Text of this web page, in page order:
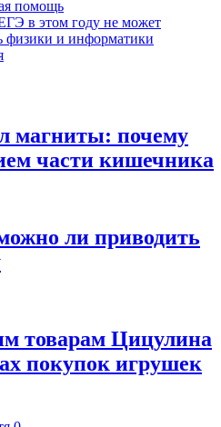
помощь
в этом году не может
физики и информатики
магниты: почему
части кишечника
ли приводить
товарам Цицулина
покупок игрушек